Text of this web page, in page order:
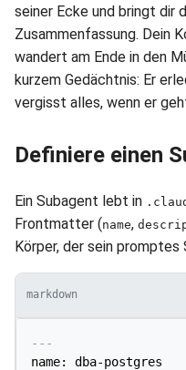
seiner Ecke und bringt dir
Zusammenfassung. Dein
wandert am Ende in den
kurzem Gedächtnis: Er
vergisst alles, wenn er
Definiere einen
Ein Subagent lebt in
Frontmatter (name,
Körper, der sein promptes
markdown
---
name: dba-postgres